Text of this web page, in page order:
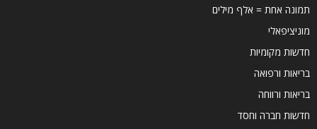
תמונה אחת = אלף מילים
מוניציפאלי
חדשות מקומיות
בריאות ורפואה
בריאות ורווחה
חדשות חברה וחסד